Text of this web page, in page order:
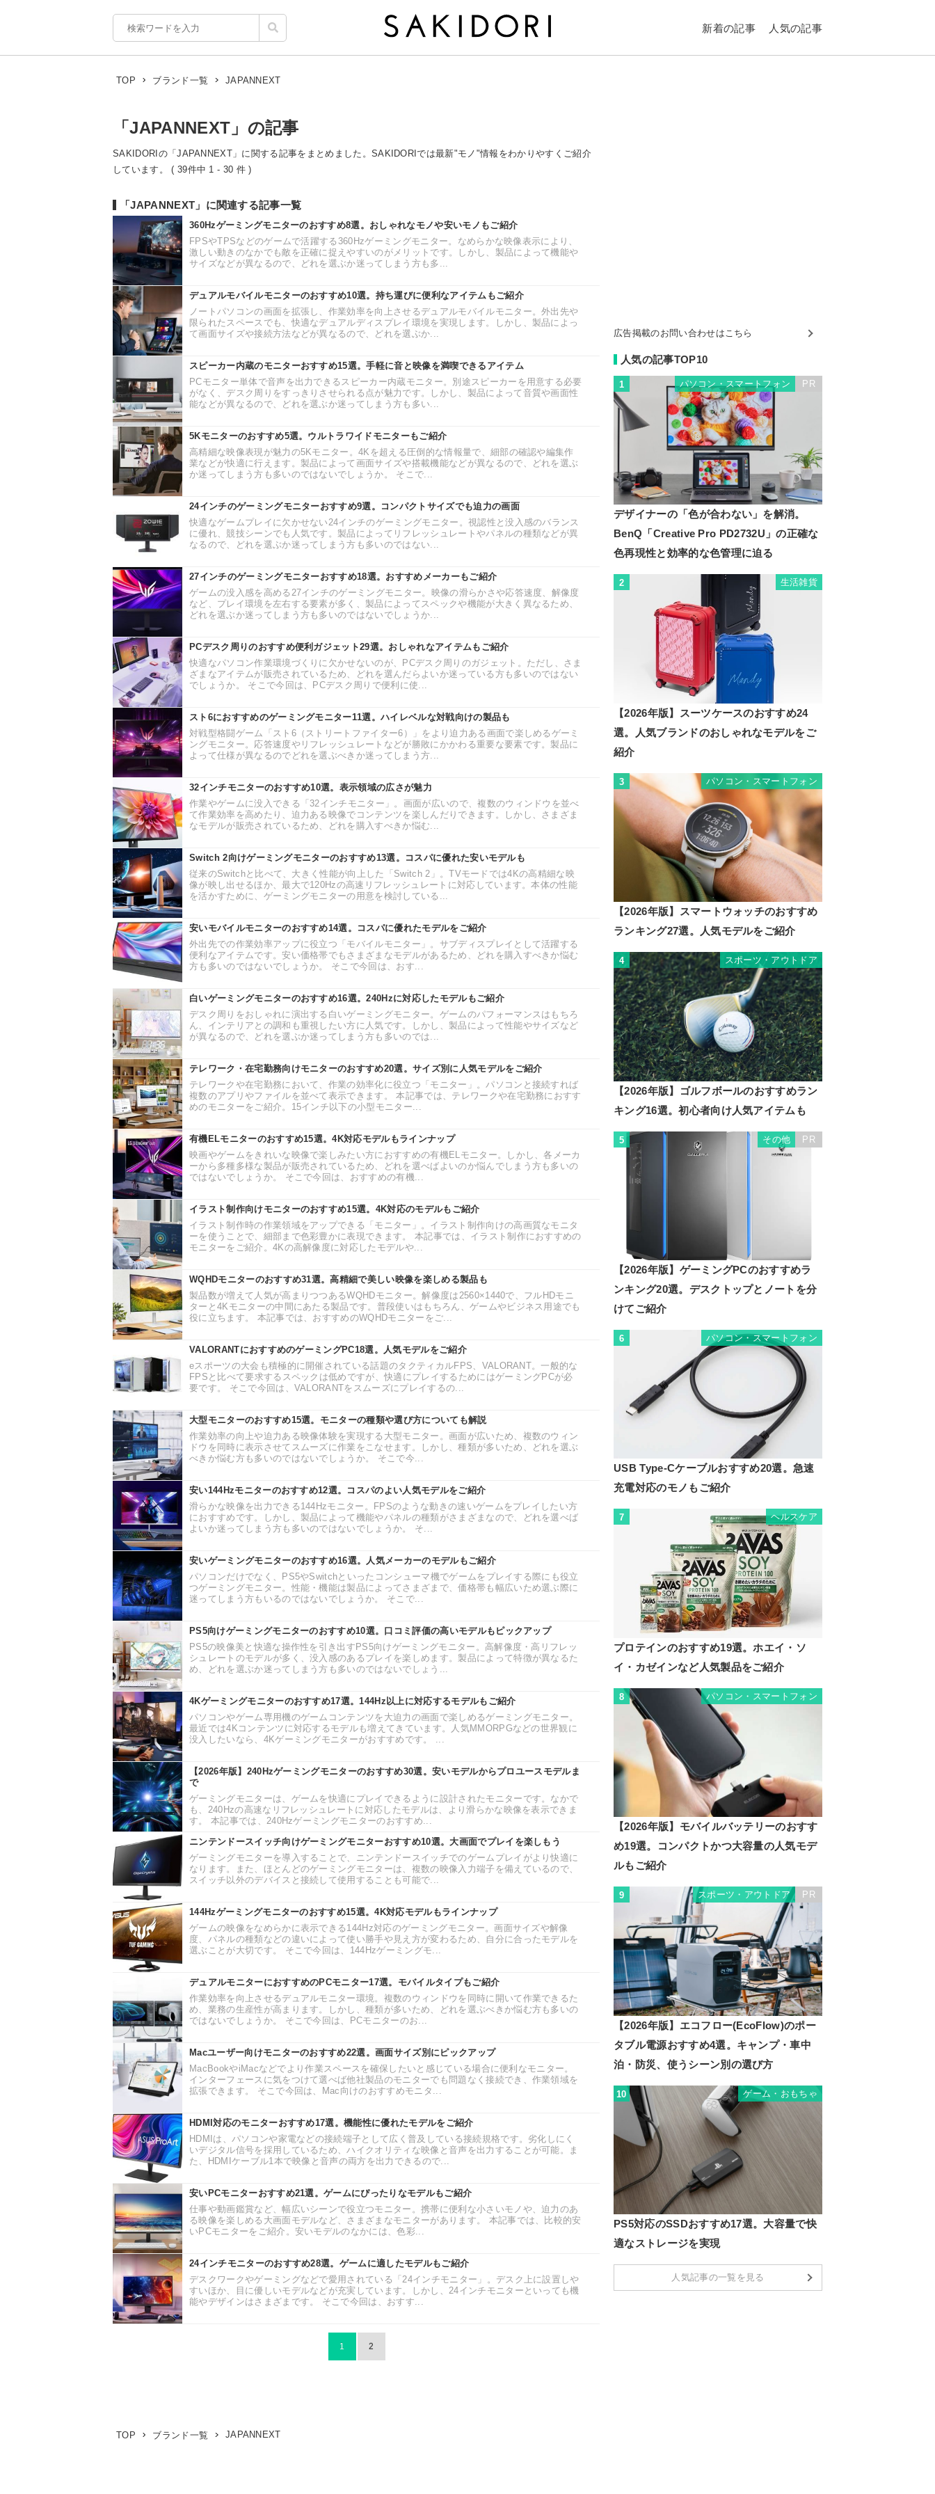
新着の記事 人気の記事
TOP ブランド一覧 JAPANNEXT
「JAPANNEXT」の記事
SAKIDORIの「JAPANNEXT」に関する記事をまとめました。SAKIDORIでは最新"モノ"情報をわかりやすくご紹介
しています。 ( 39件中 1 - 30 件 )
「JAPANNEXT」に関連する記事一覧
360Hzゲーミングモニターのおすすめ8選。おしゃれなモノや安いモノもご紹介
FPSやTPSなどのゲームで活躍する360Hzゲーミングモニター。なめらかな映像表示により、
激しい動きのなかでも敵を正確に捉えやすいのがメリットです。しかし、製品によって機能や
サイズなどが異なるので、どれを選ぶか迷ってしまう方も多...
デュアルモバイルモニターのおすすめ10選。持ち運びに便利なアイテムもご紹介
ノートパソコンの画面を拡張し、作業効率を向上させるデュアルモバイルモニター。外出先や
限られたスペースでも、快適なデュアルディスプレイ環境を実現します。しかし、製品によっ
て画面サイズや接続方法などが異なるので、どれを選ぶか...
スピーカー内蔵のモニターおすすめ15選。手軽に音と映像を満喫できるアイテム
PCモニター単体で音声を出力できるスピーカー内蔵モニター。別途スピーカーを用意する必要
がなく、デスク周りをすっきりさせられる点が魅力です。しかし、製品によって音質や画面性
能などが異なるので、どれを選ぶか迷ってしまう方も多い...
5Kモニターのおすすめ5選。ウルトラワイドモニターもご紹介
高精細な映像表現が魅力の5Kモニター。4Kを超える圧倒的な情報量で、細部の確認や編集作
業などが快適に行えます。製品によって画面サイズや搭載機能などが異なるので、どれを選ぶ
か迷ってしまう方も多いのではないでしょうか。 そこで...
24インチのゲーミングモニターおすすめ9選。コンパクトサイズでも迫力の画面
快適なゲームプレイに欠かせない24インチのゲーミングモニター。視認性と没入感のバランス
に優れ、競技シーンでも人気です。製品によってリフレッシュレートやパネルの種類などが異
なるので、どれを選ぶか迷ってしまう方も多いのではない...
27インチのゲーミングモニターおすすめ18選。おすすめメーカーもご紹介
ゲームの没入感を高める27インチのゲーミングモニター。映像の滑らかさや応答速度、解像度
など、プレイ環境を左右する要素が多く、製品によってスペックや機能が大きく異なるため、
どれを選ぶか迷ってしまう方も多いのではないでしょうか...
PCデスク周りのおすすめ便利ガジェット29選。おしゃれなアイテムもご紹介
快適なパソコン作業環境づくりに欠かせないのが、PCデスク周りのガジェット。ただし、さま
ざまなアイテムが販売されているため、どれを選んだらよいか迷っている方も多いのではない
でしょうか。 そこで今回は、PCデスク周りで便利に使...
スト6におすすめのゲーミングモニター11選。ハイレベルな対戦向けの製品も
対戦型格闘ゲーム「スト6（ストリートファイター6）」をより迫力ある画面で楽しめるゲーミ
ングモニター。応答速度やリフレッシュレートなどが勝敗にかかわる重要な要素です。製品に
よって仕様が異なるのでどれを選ぶべきか迷ってしまう方...
32インチモニターのおすすめ10選。表示領域の広さが魅力
作業やゲームに没入できる「32インチモニター」。画面が広いので、複数のウィンドウを並べ
て作業効率を高めたり、迫力ある映像でコンテンツを楽しんだりできます。しかし、さまざま
なモデルが販売されているため、どれを購入すべきか悩む...
Switch 2向けゲーミングモニターのおすすめ13選。コスパに優れた安いモデルも
従来のSwitchと比べて、大きく性能が向上した「Switch 2」。TVモードでは4Kの高精細な映
像が映し出せるほか、最大で120Hzの高速リフレッシュレートに対応しています。本体の性能
を活かすために、ゲーミングモニターの用意を検討している...
安いモバイルモニターのおすすめ14選。コスパに優れたモデルをご紹介
外出先での作業効率アップに役立つ「モバイルモニター」。サブディスプレイとして活躍する
便利なアイテムです。安い価格帯でもさまざまなモデルがあるため、どれを購入すべきか悩む
方も多いのではないでしょうか。 そこで今回は、おす...
白いゲーミングモニターのおすすめ16選。240Hzに対応したモデルもご紹介
デスク周りをおしゃれに演出する白いゲーミングモニター。ゲームのパフォーマンスはもちろ
ん、インテリアとの調和も重視したい方に人気です。しかし、製品によって性能やサイズなど
が異なるので、どれを選ぶか迷ってしまう方も多いのでは...
テレワーク・在宅勤務向けモニターのおすすめ20選。サイズ別に人気モデルをご紹介
テレワークや在宅勤務において、作業の効率化に役立つ「モニター」。パソコンと接続すれば
複数のアプリやファイルを並べて表示できます。 本記事では、テレワークや在宅勤務におすす
めのモニターをご紹介。15インチ以下の小型モニター...
有機ELモニターのおすすめ15選。4K対応モデルもラインナップ
映画やゲームをきれいな映像で楽しみたい方におすすめの有機ELモニター。しかし、各メーカ
ーから多種多様な製品が販売されているため、どれを選べばよいのか悩んでしまう方も多いの
ではないでしょうか。 そこで今回は、おすすめの有機...
イラスト制作向けモニターのおすすめ15選。4K対応のモデルもご紹介
イラスト制作時の作業領域をアップできる「モニター」。イラスト制作向けの高画質なモニタ
ーを使うことで、細部まで色彩豊かに表現できます。 本記事では、イラスト制作におすすめの
モニターをご紹介。4Kの高解像度に対応したモデルや...
WQHDモニターのおすすめ31選。高精細で美しい映像を楽しめる製品も
製品数が増えて人気が高まりつつあるWQHDモニター。解像度は2560×1440で、フルHDモニ
ターと4Kモニターの中間にあたる製品です。普段使いはもちろん、ゲームやビジネス用途でも
役に立ちます。 本記事では、おすすめのWQHDモニターをご...
VALORANTにおすすめのゲーミングPC18選。人気モデルをご紹介
eスポーツの大会も積極的に開催されている話題のタクティカルFPS、VALORANT。一般的な
FPSと比べて要求するスペックは低めですが、快適にプレイするためにはゲーミングPCが必
要です。 そこで今回は、VALORANTをスムーズにプレイするの...
大型モニターのおすすめ15選。モニターの種類や選び方についても解説
作業効率の向上や迫力ある映像体験を実現する大型モニター。画面が広いため、複数のウィン
ドウを同時に表示させてスムーズに作業をこなせます。しかし、種類が多いため、どれを選ぶ
べきか悩む方も多いのではないでしょうか。 そこで今...
安い144Hzモニターのおすすめ12選。コスパのよい人気モデルをご紹介
滑らかな映像を出力できる144Hzモニター。FPSのような動きの速いゲームをプレイしたい方
におすすめです。しかし、製品によって機能やパネルの種類がさまざまなので、どれを選べば
よいか迷ってしまう方も多いのではないでしょうか。 そ...
安いゲーミングモニターのおすすめ16選。人気メーカーのモデルもご紹介
パソコンだけでなく、PS5やSwitchといったコンシューマ機でゲームをプレイする際にも役立
つゲーミングモニター。性能・機能は製品によってさまざまで、価格帯も幅広いため選ぶ際に
迷ってしまう方もいるのではないでしょうか。 そこで...
PS5向けゲーミングモニターのおすすめ10選。口コミ評価の高いモデルもピックアップ
PS5の映像美と快適な操作性を引き出すPS5向けゲーミングモニター。高解像度・高リフレッ
シュレートのモデルが多く、没入感のあるプレイを楽しめます。製品によって特徴が異なるた
め、どれを選ぶか迷ってしまう方も多いのではないでしょう...
4Kゲーミングモニターのおすすめ17選。144Hz以上に対応するモデルもご紹介
パソコンやゲーム専用機のゲームコンテンツを大迫力の画面で楽しめるゲーミングモニター。
最近では4Kコンテンツに対応するモデルも増えてきています。人気MMORPGなどの世界観に
没入したいなら、4Kゲーミングモニターがおすすめです。 ...
【2026年版】240Hzゲーミングモニターのおすすめ30選。安いモデルからプロユースモデルま
で
ゲーミングモニターは、ゲームを快適にプレイできるように設計されたモニターです。なかで
も、240Hzの高速なリフレッシュレートに対応したモデルは、より滑らかな映像を表示できま
す。 本記事では、240Hzゲーミングモニターのおすすめ...
ニンテンドースイッチ向けゲーミングモニターおすすめ10選。大画面でプレイを楽しもう
ゲーミングモニターを導入することで、ニンテンドースイッチでのゲームプレイがより快適に
なります。また、ほとんどのゲーミングモニターは、複数の映像入力端子を備えているので、
スイッチ以外のデバイスと接続して使用することも可能で...
144Hzゲーミングモニターのおすすめ15選。4K対応モデルもラインナップ
ゲームの映像をなめらかに表示できる144Hz対応のゲーミングモニター。画面サイズや解像
度、パネルの種類などの違いによって使い勝手や見え方が変わるため、自分に合ったモデルを
選ぶことが大切です。 そこで今回は、144Hzゲーミングモ...
デュアルモニターにおすすめのPCモニター17選。モバイルタイプもご紹介
作業効率を向上させるデュアルモニター環境。複数のウィンドウを同時に開いて作業できるた
め、業務の生産性が高まります。しかし、種類が多いため、どれを選ぶべきか悩む方も多いの
ではないでしょうか。 そこで今回は、PCモニターのお...
Macユーザー向けモニターのおすすめ22選。画面サイズ別にピックアップ
MacBookやiMacなどでより作業スペースを確保したいと感じている場合に便利なモニター。
インターフェースに気をつけて選べば他社製品のモニターでも問題なく接続でき、作業領域を
拡張できます。 そこで今回は、Mac向けのおすすめモニタ...
HDMI対応のモニターおすすめ17選。機能性に優れたモデルをご紹介
HDMIは、パソコンや家電などの接続端子として広く普及している接続規格です。劣化しにく
いデジタル信号を採用しているため、ハイクオリティな映像と音声を出力することが可能。ま
た、HDMIケーブル1本で映像と音声の両方を出力できるので...
安いPCモニターおすすめ21選。ゲームにぴったりなモデルもご紹介
仕事や動画鑑賞など、幅広いシーンで役立つモニター。携帯に便利な小さいモノや、迫力のあ
る映像を楽しめる大画面モデルなど、さまざまなモニターがあります。 本記事では、比較的安
いPCモニターをご紹介。安いモデルのなかには、色彩...
24インチモニターのおすすめ28選。ゲームに適したモデルもご紹介
デスクワークやゲーミングなどで愛用されている「24インチモニター」。デスク上に設置しや
すいほか、目に優しいモデルなどが充実しています。しかし、24インチモニターといっても機
能やデザインはさまざまです。 そこで今回は、おすす...
1 2
TOP ブランド一覧 JAPANNEXT
広告掲載のお問い合わせはこちら
人気の記事TOP10
1 パソコン・スマートフォン PR
デザイナーの「色が合わない」を解消。
BenQ「Creative Pro PD2732U」の正確な
色再現性と効率的な色管理に迫る
2 生活雑貨
【2026年版】スーツケースのおすすめ24
選。人気ブランドのおしゃれなモデルをご
紹介
3 パソコン・スマートフォン
【2026年版】スマートウォッチのおすすめ
ランキング27選。人気モデルをご紹介
4 スポーツ・アウトドア
【2026年版】ゴルフボールのおすすめラン
キング16選。初心者向け人気アイテムも
5 その他 PR
【2026年版】ゲーミングPCのおすすめラ
ンキング20選。デスクトップとノートを分
けてご紹介
6 パソコン・スマートフォン
USB Type-Cケーブルおすすめ20選。急速
充電対応のモノもご紹介
7 ヘルスケア
プロテインのおすすめ19選。ホエイ・ソ
イ・カゼインなど人気製品をご紹介
8 パソコン・スマートフォン
【2026年版】モバイルバッテリーのおすす
め19選。コンパクトかつ大容量の人気モデ
ルもご紹介
9 スポーツ・アウトドア PR
【2026年版】エコフロー(EcoFlow)のポー
タブル電源おすすめ4選。キャンプ・車中
泊・防災、使うシーン別の選び方
10 ゲーム・おもちゃ
PS5対応のSSDおすすめ17選。大容量で快
適なストレージを実現
人気記事の一覧を見る